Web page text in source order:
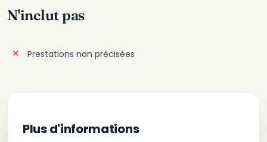
N'inclut pas
Prestations non précisées
Plus d'informations